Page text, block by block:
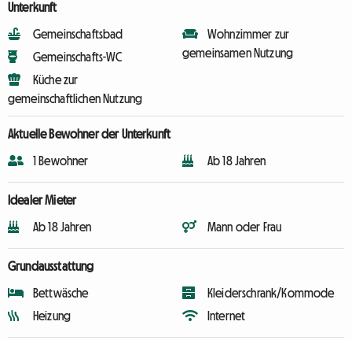
Unterkunft
Gemeinschaftsbad
Gemeinschafts-WC
Küche zur
gemeinschaftlichen Nutzung
Wohnzimmer zur
gemeinsamen Nutzung
Aktuelle Bewohner der Unterkunft
1 Bewohner Ab 18 Jahren
Idealer Mieter
Ab 18 Jahren Mann oder Frau
Grundausstattung
Bettwäsche
Heizung
Kleiderschrank/Kommode
Internet